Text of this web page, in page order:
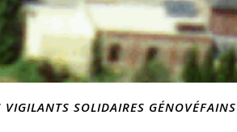
VIGILANTS SOLIDAIRES GÉNOVÉFAINS